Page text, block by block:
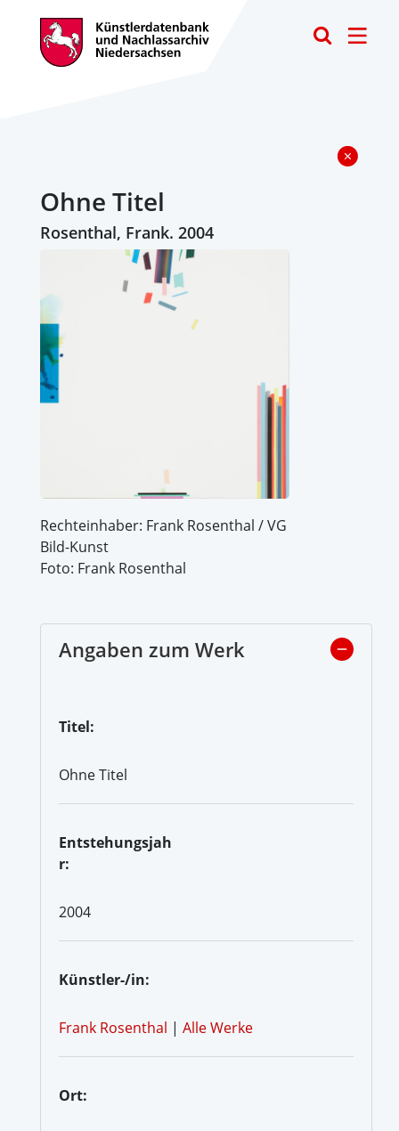
Ohne Titel
Rosenthal, Frank. 2004
Rechteinhaber: Frank Rosenthal / VG
Bild-Kunst
Foto: Frank Rosenthal
Angaben zum Werk
Titel:
Ohne Titel
Entstehungsjah
r:
2004
Künstler-/in:
Frank Rosenthal | Alle Werke
Ort: